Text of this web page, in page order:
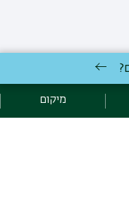
הפקולטה למדעי הרוח,
מיקום